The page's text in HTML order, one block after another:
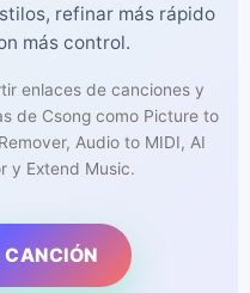
refinar más rápido
más control.
enlaces de canciones y
de Csong como Picture to
Audio to MIDI, AI
y Extend Music.
CANCIÓN